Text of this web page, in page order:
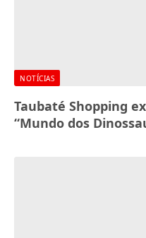
NOTÍCIAS
Taubaté Shopping
“Mundo dos